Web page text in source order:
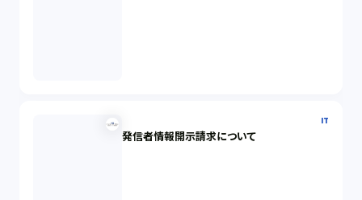
IT
発信者情報開示請求について